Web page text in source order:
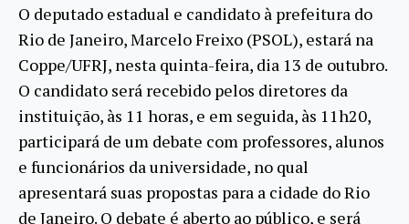
O deputado estadual e candidato à prefeitura do
Rio de Janeiro, Marcelo Freixo (PSOL), estará na
Coppe/UFRJ, nesta quinta-feira, dia 13 de outubro.
O candidato será recebido pelos diretores da
instituição, às 11 horas, e em seguida, às 11h20,
participará de um debate com professores, alunos
e funcionários da universidade, no qual
apresentará suas propostas para a cidade do Rio
de Janeiro. O debate é aberto ao público, e será